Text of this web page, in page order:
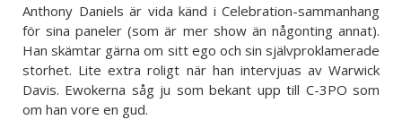
Anthony Daniels är vida känd i Celebration-sammanhang
för sina paneler (som är mer show än någonting annat).
Han skämtar gärna om sitt ego och sin självproklamerade
storhet. Lite extra roligt när han intervjuas av Warwick
Davis. Ewokerna såg ju som bekant upp till C-3PO som
om han vore en gud.